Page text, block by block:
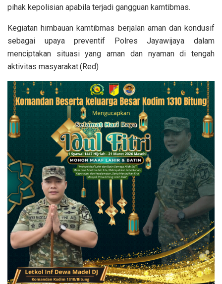
pihak kepolisian apabila terjadi gangguan kamtibmas.
Kegiatan himbauan kamtibmas berjalan aman dan kondusif
sebagai upaya preventif Polres Jayawijaya dalam
menciptakan situasi yang aman dan nyaman di tengah
aktivitas masyarakat.(Red)